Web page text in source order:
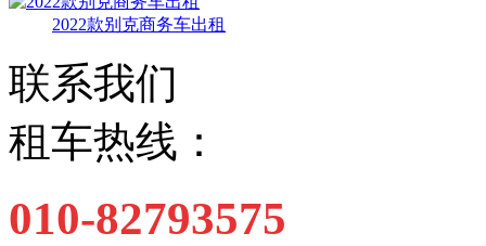
2022款别克商务车出租
联系我们
租车热线：
010-82793575